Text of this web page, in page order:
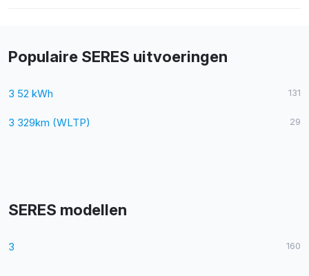
Populaire SERES uitvoeringen
3 52 kWh 131
3 329km (WLTP) 29
SERES modellen
3 160